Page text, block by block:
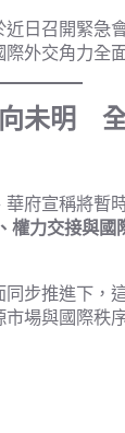
日召開緊急
外交角力全
未明
府宣稱將暫
權力交接與國
步推進下，
場與國際秩